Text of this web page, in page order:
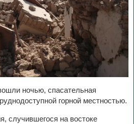
ночью, спасательная
горной местностью.
случившегося на востоке